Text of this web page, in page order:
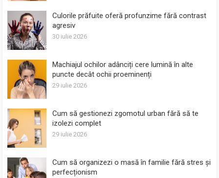
Culorile prăfuite oferă profunzime fără contrast
agresiv
30 iulie 2026
Machiajul ochilor adânciți cere lumină în alte
puncte decât ochii proeminenți
29 iulie 2026
Cum să gestionezi zgomotul urban fără să te
izolezi complet
29 iulie 2026
Cum să organizezi o masă în familie fără stres și
perfecționism